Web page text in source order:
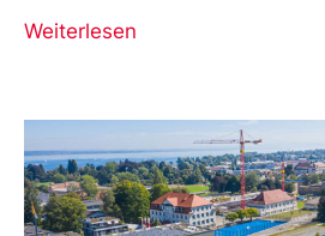
Weiterlesen